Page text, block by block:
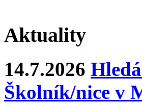
Aktuality
14.7.2026
Školník/nice v